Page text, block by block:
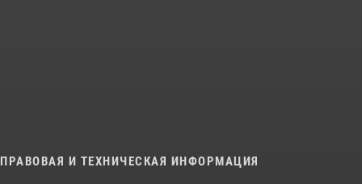
ПРАВОВАЯ И ТЕХНИЧЕСКАЯ ИНФОРМАЦИЯ